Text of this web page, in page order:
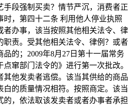
手段强制买卖？情节严沉，消费者正
时，第四十二条 利用他人停业执照
者办事，该当按照其他相关法令、律
职责。受其他相关法令、律例？或者
的；2009年8月27日第十一届常务
窜部门法令的》进行第一次批改。
其他发卖者逃偿。该当其供给的商品
白的质量情况相符。按照商定。该当
的，依法取该发卖者或者办事者承担